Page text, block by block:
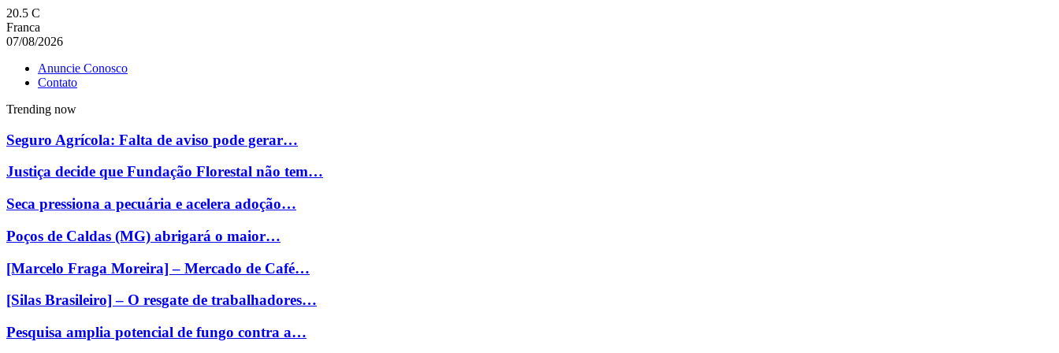
20.5 C
Franca
07/08/2026
Anuncie Conosco
Contato
Trending now
Seguro Agrícola: Falta de aviso pode gerar…
Justiça decide que Fundação Florestal não tem…
Seca pressiona a pecuária e acelera adoção…
Poços de Caldas (MG) abrigará o maior…
[Marcelo Fraga Moreira] – Mercado de Café…
[Silas Brasileiro] – O resgate de trabalhadores…
Pesquisa amplia potencial de fungo contra a…